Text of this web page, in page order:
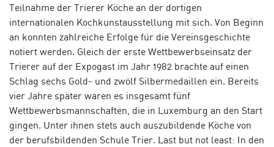
Teilnahme der Trierer Köche an der dortigen
internationalen Kochkunstausstellung mit sich. Von Beginn
an konnten zahlreiche Erfolge für die Vereinsgeschichte
notiert werden. Gleich der erste Wettbewerbseinsatz der
Trierer auf der Expogast im Jahr 1982 brachte auf einen
Schlag sechs Gold- und zwölf Silbermedaillen ein. Bereits
vier Jahre später waren es insgesamt fünf
Wettbewerbsmannschaften, die in Luxemburg an den Start
gingen. Unter ihnen stets auch auszubildende Köche von
der berufsbildenden Schule Trier. Last but not least: In den